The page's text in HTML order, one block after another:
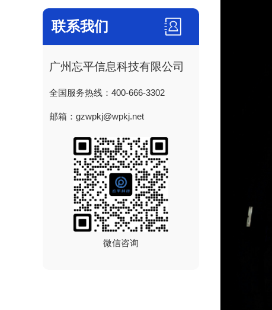
联系我们
广州忘平信息科技有限公司
全国服务热线：400-666-3302
邮箱：gzwpkj@wpkj.net
微信咨询